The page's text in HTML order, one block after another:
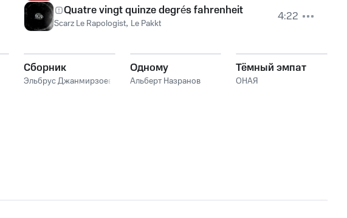
Quatre vingt quinze degrés fahrenheit
Scarz Le Rapologist, Le Pakkt 4:22
Сборник
Эльбрус Джанмирзоев
Одному
Альберт Назранов
Тёмный эмпат
ОНАЯ